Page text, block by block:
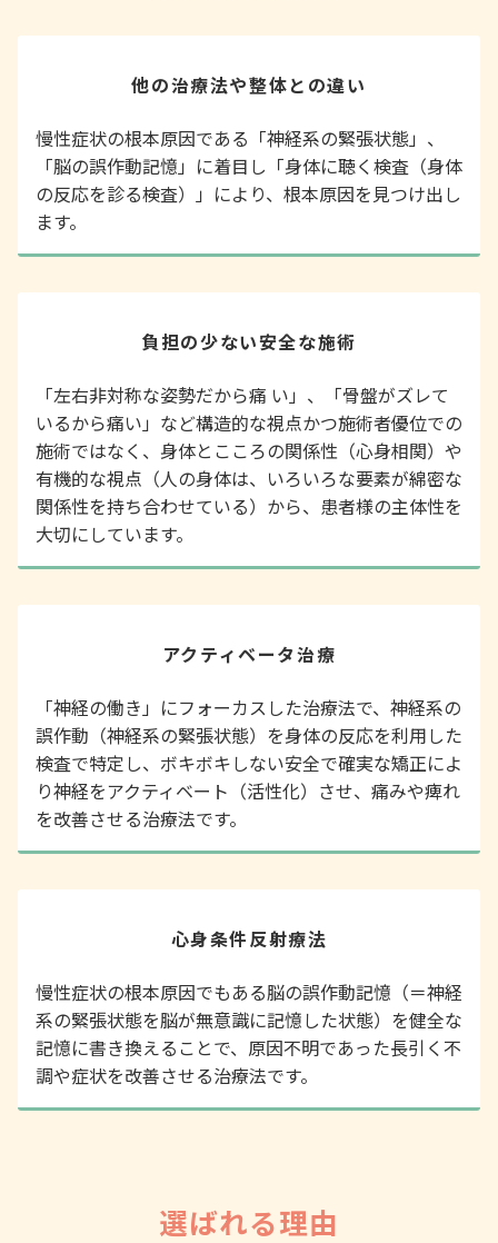
他の治療法や整体との違い
慢性症状の根本原因である「神経系の緊張状態」、
「脳の誤作動記憶」に着目し「身体に聴く検査（身体
の反応を診る検査）」により、根本原因を見つけ出し
ます。
負担の少ない安全な施術
「左右非対称な姿勢だから痛 い」、「骨盤がズレて
いるから痛い」など構造的な視点かつ施術者優位での
施術ではなく、身体とこころの関係性（心身相関）や
有機的な視点（人の身体は、いろいろな要素が綿密な
関係性を持ち合わせている）から、患者様の主体性を
大切にしています。
アクティベータ治療
「神経の働き」にフォーカスした治療法で、神経系の
誤作動（神経系の緊張状態）を身体の反応を利用した
検査で特定し、ボキボキしない安全で確実な矯正によ
り神経をアクティベート（活性化）させ、痛みや痺れ
を改善させる治療法です。
心身条件反射療法
慢性症状の根本原因でもある脳の誤作動記憶（＝神経
系の緊張状態を脳が無意識に記憶した状態）を健全な
記憶に書き換えることで、原因不明であった長引く不
調や症状を改善させる治療法です。
選ばれる理由